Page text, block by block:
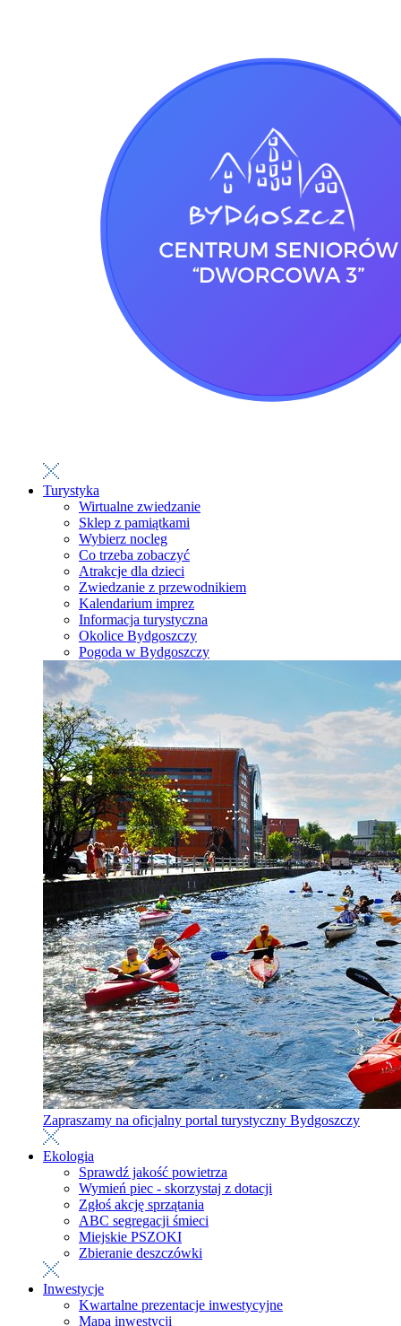
Turystyka
Wirtualne zwiedzanie
Sklep z pamiątkami
Wybierz nocleg
Co trzeba zobaczyć
Atrakcje dla dzieci
Zwiedzanie z przewodnikiem
Kalendarium imprez
Informacja turystyczna
Okolice Bydgoszczy
Pogoda w Bydgoszczy
Zapraszamy na oficjalny portal turystyczny Bydgoszczy
Ekologia
Sprawdź jakość powietrza
Wymień piec - skorzystaj z dotacji
Zgłoś akcję sprzątania
ABC segregacji śmieci
Miejskie PSZOKI
Zbieranie deszczówki
Inwestycje
Kwartalne prezentacje inwestycyjne
Mapa inwestycji